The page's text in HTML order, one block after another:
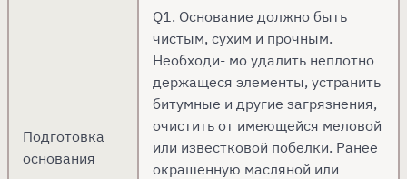
Подготовка
основания
Q1. Основание должно быть
чистым, сухим и прочным.
Необходи- мо удалить неплотно
держащеся элементы, устранить
битумные и другие загрязнения,
очистить от имеющейся меловой
или известковой побелки. Ранее
окрашенную масляной или